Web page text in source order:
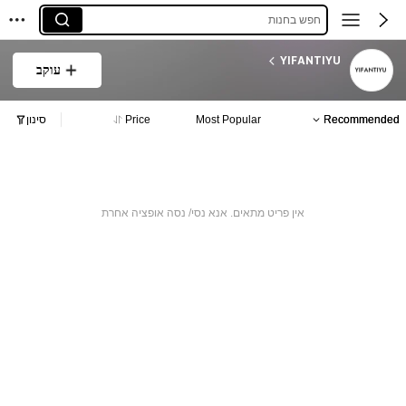
חפש בחנות
YIFANTIYU
עוקב
Recommended
Most Popular
Price סינון
אין פריט מתאים. אנא נסי/ נסה אופציה אחרת